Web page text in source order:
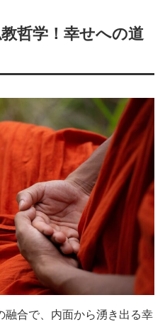
哲学！幸せへの道
融合で、内面から湧き出る幸